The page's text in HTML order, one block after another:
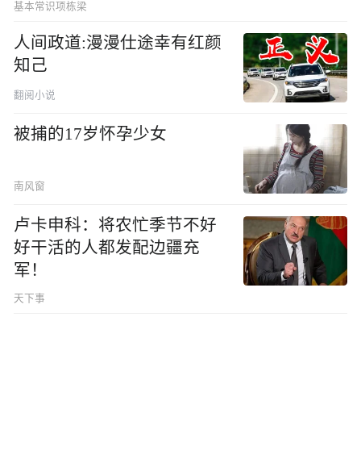
基本常识项栋梁
人间政道:漫漫仕途幸有红颜
知己
翻阅小说
被捕的17岁怀孕少女
南风窗
卢卡申科：将农忙季节不好
好干活的人都发配边疆充
军！
天下事